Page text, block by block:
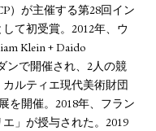
）が主催する第28回イン
て初受賞。2012年、ウ
Klein + Daido
ンで開催され、2人の競
ルティエ現代美術財団
を開催。2018年、フラン
」が授与された。2019